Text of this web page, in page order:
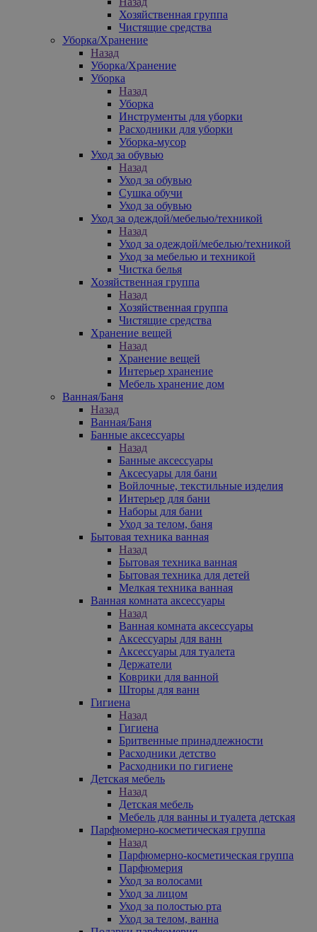
Хозяйственная группа
Чистящие средства
Уборка/Хранение
Назад
Уборка/Хранение
Уборка
Назад
Уборка
Инструменты для уборки
Расходники для уборки
Уборка-мусор
Уход за обувью
Назад
Уход за обувью
Сушка обучи
Уход за обувью
Уход за одеждой/мебелью/техникой
Назад
Уход за одеждой/мебелью/техникой
Уход за мебелью и техникой
Чистка белья
Хозяйственная группа
Назад
Хозяйственная группа
Чистящие средства
Хранение вещей
Назад
Хранение вещей
Интерьер хранение
Мебель хранение дом
Ванная/Баня
Назад
Ванная/Баня
Банные аксессуары
Назад
Банные аксессуары
Аксесуары для бани
Войлочные, текстильные изделия
Интерьер для бани
Наборы для бани
Уход за телом, баня
Бытовая техника ванная
Назад
Бытовая техника ванная
Бытовая техника для детей
Мелкая техника ванная
Ванная комната аксессуары
Назад
Ванная комната аксессуары
Аксессуары для ванн
Аксессуары для туалета
Держатели
Коврики для ванной
Шторы для ванн
Гигиена
Назад
Гигиена
Бритвенные принадлежности
Расходники детство
Расходники по гигиене
Детская мебель
Назад
Детская мебель
Мебель для ванны и туалета детская
Парфюмерно-косметическая группа
Назад
Парфюмерно-косметическая группа
Парфюмерия
Уход за волосами
Уход за лицом
Уход за полостью рта
Уход за телом, ванна